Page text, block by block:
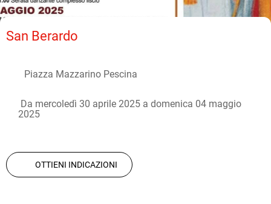
San Berardo
Piazza Mazzarino Pescina
2025
OTTIENI INDICAZIONI